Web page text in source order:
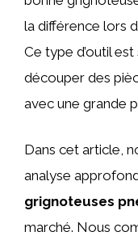
la différence lors
Ce type d’outil
découper des
avec une grande
Dans cet article,
analyse
grignoteuses
marché. Nous